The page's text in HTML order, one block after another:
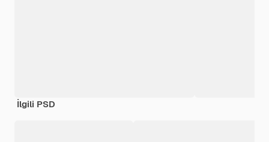
İlgili PSD